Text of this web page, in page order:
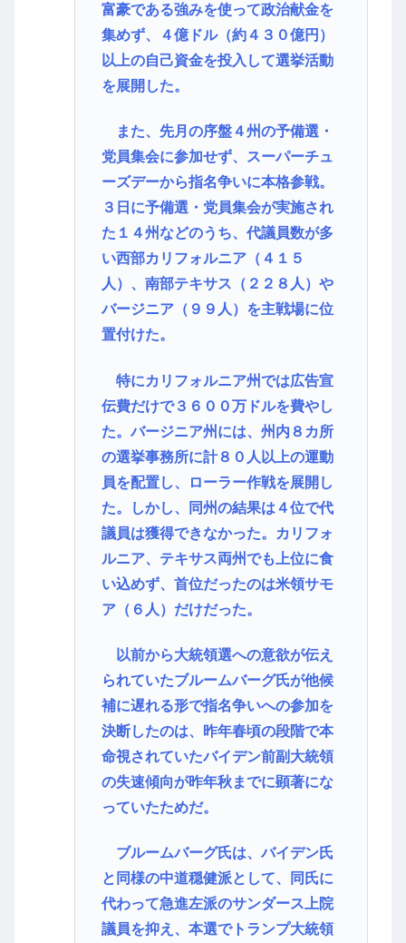
富豪である強みを使って政治献金を
集めず、４億ドル（約４３０億円）
以上の自己資金を投入して選挙活動
を展開した。
また、先月の序盤４州の予備選・
党員集会に参加せず、スーパーチュ
ーズデーから指名争いに本格参戦。
３日に予備選・党員集会が実施され
た１４州などのうち、代議員数が多
い西部カリフォルニア（４１５
人）、南部テキサス（２２８人）や
バージニア（９９人）を主戦場に位
置付けた。
特にカリフォルニア州では広告宣
伝費だけで３６００万ドルを費やし
た。バージニア州には、州内８カ所
の選挙事務所に計８０人以上の運動
員を配置し、ローラー作戦を展開し
た。しかし、同州の結果は４位で代
議員は獲得できなかった。カリフォ
ルニア、テキサス両州でも上位に食
い込めず、首位だったのは米領サモ
ア（６人）だけだった。
以前から大統領選への意欲が伝え
られていたブルームバーグ氏が他候
補に遅れる形で指名争いへの参加を
決断したのは、昨年春頃の段階で本
命視されていたバイデン前副大統領
の失速傾向が昨年秋までに顕著にな
っていたためだ。
ブルームバーグ氏は、バイデン氏
と同様の中道穏健派として、同氏に
代わって急進左派のサンダース上院
議員を抑え、本選でトランプ大統領